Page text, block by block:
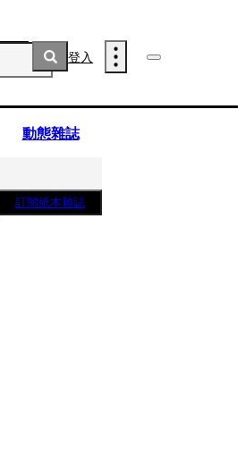
登入
動態雜誌
訂閱紙本雜誌